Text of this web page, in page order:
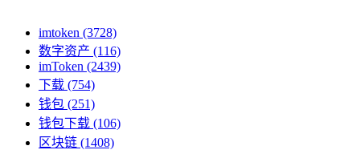
imtoken (3728)
数字资产 (116)
imToken (2439)
下载 (754)
钱包 (251)
钱包下载 (106)
区块链 (1408)